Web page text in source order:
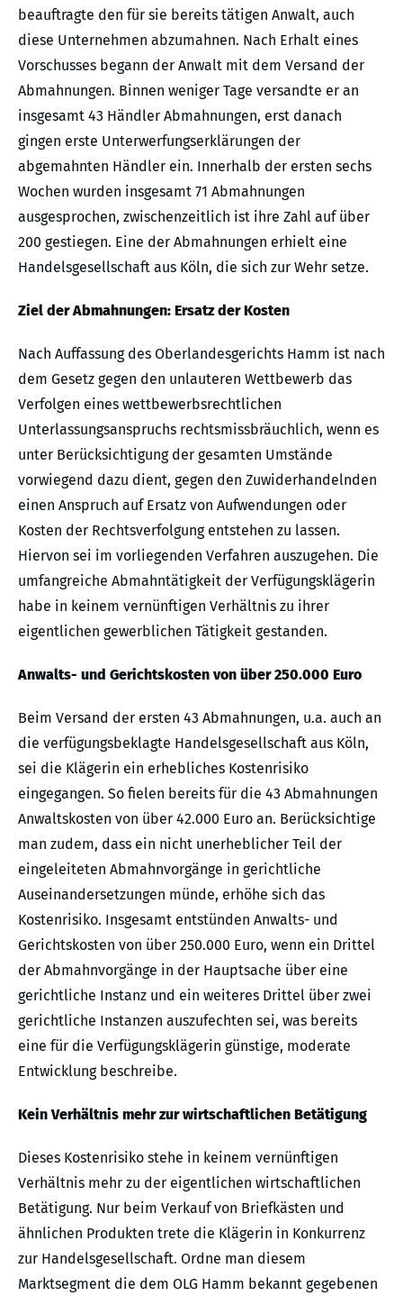
beauftragte den für sie bereits tätigen Anwalt, auch
diese Unternehmen abzumahnen. Nach Erhalt eines
Vorschusses begann der Anwalt mit dem Versand der
Abmahnungen. Binnen weniger Tage versandte er an
insgesamt 43 Händler Abmahnungen, erst danach
gingen erste Unterwerfungserklärungen der
abgemahnten Händler ein. Innerhalb der ersten sechs
Wochen wurden insgesamt 71 Abmahnungen
ausgesprochen, zwischenzeitlich ist ihre Zahl auf über
200 gestiegen. Eine der Abmahnungen erhielt eine
Handelsgesellschaft aus Köln, die sich zur Wehr setze.
Ziel der Abmahnungen: Ersatz der Kosten
Nach Auffassung des Oberlandesgerichts Hamm ist nach
dem Gesetz gegen den unlauteren Wettbewerb das
Verfolgen eines wettbewerbsrechtlichen
Unterlassungsanspruchs rechtsmissbräuchlich, wenn es
unter Berücksichtigung der gesamten Umstände
vorwiegend dazu dient, gegen den Zuwiderhandelnden
einen Anspruch auf Ersatz von Aufwendungen oder
Kosten der Rechtsverfolgung entstehen zu lassen.
Hiervon sei im vorliegenden Verfahren auszugehen. Die
umfangreiche Abmahntätigkeit der Verfügungsklägerin
habe in keinem vernünftigen Verhältnis zu ihrer
eigentlichen gewerblichen Tätigkeit gestanden.
Anwalts- und Gerichtskosten von über 250.000 Euro
Beim Versand der ersten 43 Abmahnungen, u.a. auch an
die verfügungsbeklagte Handelsgesellschaft aus Köln,
sei die Klägerin ein erhebliches Kostenrisiko
eingegangen. So fielen bereits für die 43 Abmahnungen
Anwaltskosten von über 42.000 Euro an. Berücksichtige
man zudem, dass ein nicht unerheblicher Teil der
eingeleiteten Abmahnvorgänge in gerichtliche
Auseinandersetzungen münde, erhöhe sich das
Kostenrisiko. Insgesamt entstünden Anwalts- und
Gerichtskosten von über 250.000 Euro, wenn ein Drittel
der Abmahnvorgänge in der Hauptsache über eine
gerichtliche Instanz und ein weiteres Drittel über zwei
gerichtliche Instanzen auszufechten sei, was bereits
eine für die Verfügungsklägerin günstige, moderate
Entwicklung beschreibe.
Kein Verhältnis mehr zur wirtschaftlichen Betätigung
Dieses Kostenrisiko stehe in keinem vernünftigen
Verhältnis mehr zu der eigentlichen wirtschaftlichen
Betätigung. Nur beim Verkauf von Briefkästen und
ähnlichen Produkten trete die Klägerin in Konkurrenz
zur Handelsgesellschaft. Ordne man diesem
Marktsegment die dem OLG Hamm bekannt gegebenen